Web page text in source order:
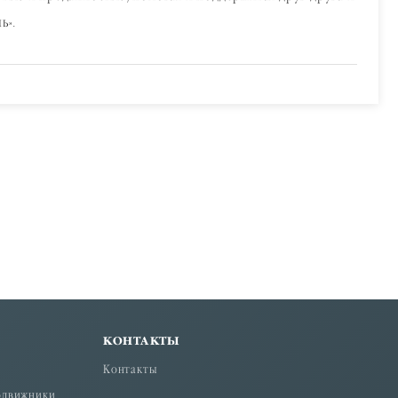
КОНТАКТЫ
Контакты